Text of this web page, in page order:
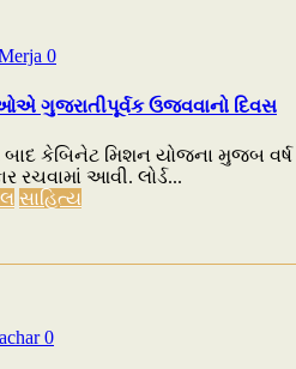
0
ગુજરાતીપૂર્વક ઉજવવાનો દિવસ
કેબિનેટ મિશન યોજના મુજબ વર્ષ
રચવામાં આવી. લોર્ડ...
સાહિત્ય
0